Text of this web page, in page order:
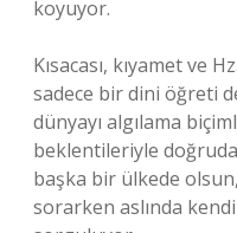
koyuyor.
Kısacası, kıyamet ve
sadece bir dini öğreti
dünyayı algılama
beklentileriyle
başka bir ülkede
sorarken aslında kendi